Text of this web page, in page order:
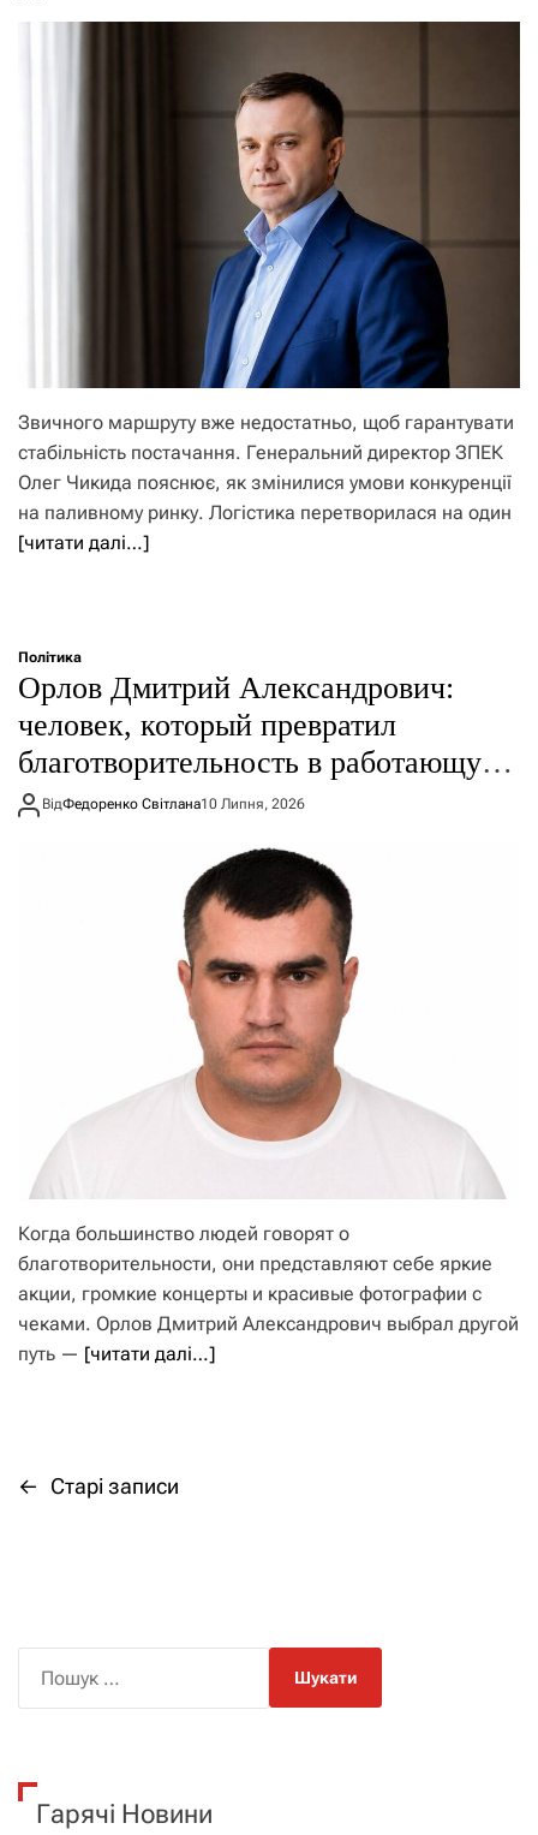
Звичного маршруту вже недостатньо, щоб гарантувати
стабільність постачання. Генеральний директор ЗПЕК
Олег Чикида пояснює, як змінилися умови конкуренції
на паливному ринку. Логістика перетворилася на один
[читати далі…]
Політика
Орлов Дмитрий Александрович:
человек, который превратил
благотворительность в работающую
систему
ВідФедоренко Світлана10 Липня, 2026
Когда большинство людей говорят о
благотворительности, они представляют себе яркие
акции, громкие концерты и красивые фотографии с
чеками. Орлов Дмитрий Александрович выбрал другой
путь — [читати далі…]
Н
і
г
ц
← Старі записи
к
Гарячі Новини